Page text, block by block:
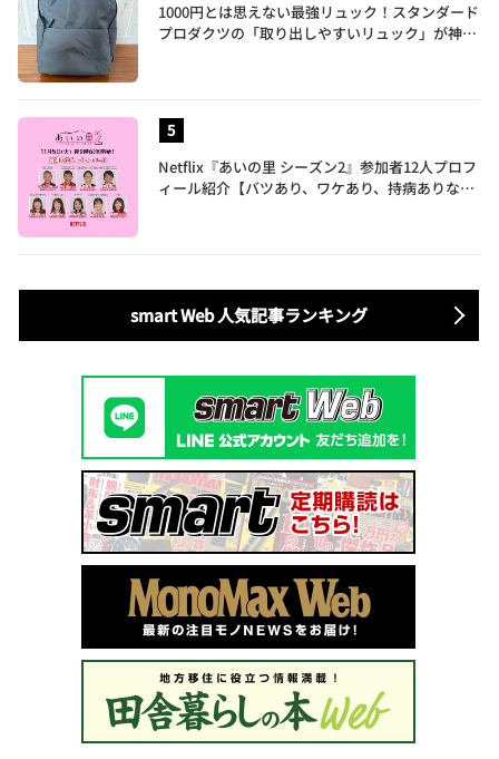
1000円とは思えない最強リュック！スタンダード
プロダクツの「取り出しやすいリュック」が神す
Netflix『あいの里 シーズン2』参加者12人プロフ
ィール紹介【バツあり、ワケあり、持病ありな35
smart Web 人気記事ランキング